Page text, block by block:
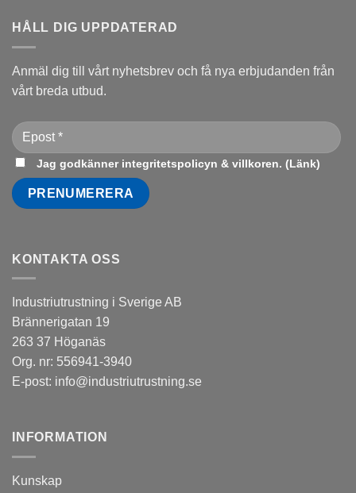
HÅLL DIG UPPDATERAD
Anmäl dig till vårt nyhetsbrev och få nya erbjudanden från
vårt breda utbud.
Jag godkänner integritetspolicyn & villkoren. (Länk)
KONTAKTA OSS
Industriutrustning i Sverige AB
Brännerigatan 19
263 37 Höganäs
Org. nr: 556941-3940
E-post: info@industriutrustning.se
INFORMATION
Kunskap